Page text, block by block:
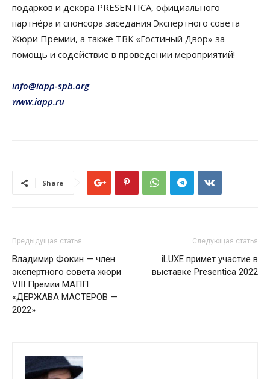
подарков и декора PRESENTIСA, официального
партнёра и спонсора заседания Экспертного совета
Жюри Премии, а также ТВК «Гостиный Двор» за
помощь и содействие в проведении мероприятий!
info@iapp-spb.org
www.iapp.ru
Share
Предыдущая статья
Владимир Фокин — член
экспертного совета жюри
VIII Премии МАПП
«ДЕРЖАВА МАСТЕРОВ —
2022»
Следующая статья
iLUXE примет участие в
выставке Presentica 2022